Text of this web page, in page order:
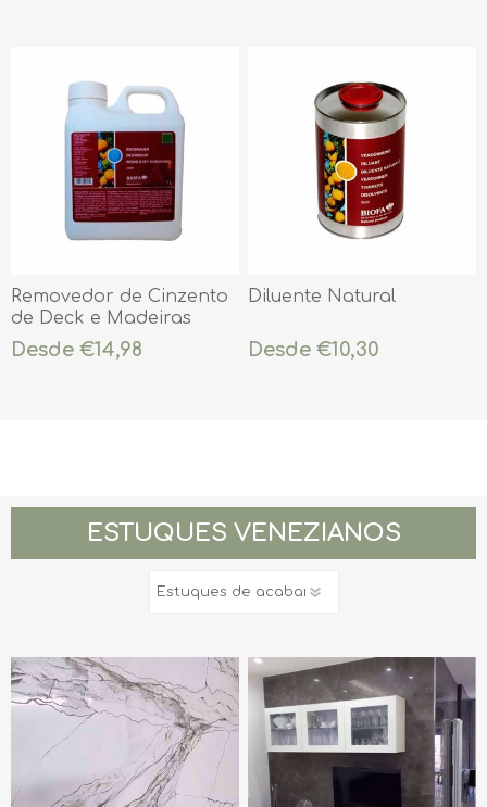
Removedor de Cinzento
de Deck e Madeiras
Exteriores
Desde €14,98
Diluente Natural
Desde €10,30
ESTUQUES VENEZIANOS